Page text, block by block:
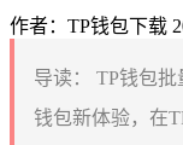
作者：TP钱包下载
导读：
TP钱包
钱包新体验，在